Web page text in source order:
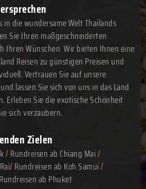
in die wundersame Welt Thailands
Sie Ihren maßgeschneiderten
Ihren Wünschen. Wir bieten Ihnen eine
Reisen zu günstigen Preisen und
Vertrauen Sie auf unsere
lassen Sie sich von uns in das Land
Erleben Sie die exotische Schönheit
sich verzaubern.
Zielen
/Rundreisen ab Chiang Mai/
/Rundreisen ab Koh Samui/
Rundreisen ab Phuket